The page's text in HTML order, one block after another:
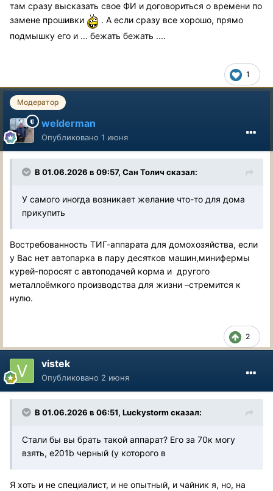
там сразу высказать свое ФИ и договориться о времени по
замене прошивки
. А если сразу все хорошо, прямо
подмышку его и ... бежать бежать ....
1
Модератор
welderman
Опубликовано 1 июня
В 01.06.2026 в 09:57, Сан Толич сказал:
У самого иногда возникает желание что-то для дома
прикупить
Востребованность ТИГ-аппарата для домохозяйства, если
у Вас нет автопарка в пару десятков машин,минифермы
курей-поросят с автоподачей корма и другого
металлоёмкого производства для жизни –стремится к
нулю.
2
vistek
Опубликовано 2 июня
В 01.06.2026 в 06:51, Luckystorm сказал:
Стали бы вы брать такой аппарат? Его за 70к могу
взять, е201b черный (у которого в
Я хоть и не специалист, и не опытный, и чайник я, но, на